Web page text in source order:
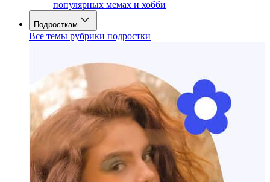
популярных мемах и хобби
Подросткам
Все темы рубрики подростки